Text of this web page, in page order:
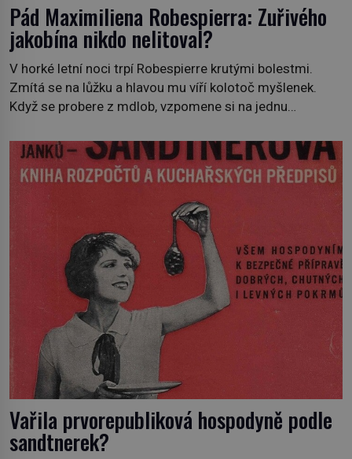
Pád Maximiliena Robespierra: Zuřivého
jakobína nikdo nelitoval?
V horké letní noci trpí Robespierre krutými bolestmi.
Zmítá se na lůžku a hlavou mu víří kolotoč myšlenek.
Když se probere z mdlob, vzpomene si na jednu
Prorokovala mu tragický osud. Tehdy se jí vysmál.
„Robespierre to dotáhne hodně daleko,“ prohlásil o něm
jiný významný francouzský revolucionář, Honoré de
Vařila prvorepubliková hospodyně podle
sandtnerek?